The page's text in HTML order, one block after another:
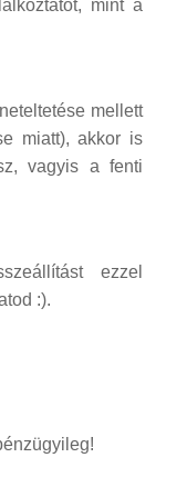
mint a
mellett
miatt), akkor is
vagyis a fenti
ezzel
:).